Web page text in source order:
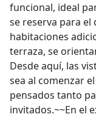
funcional, ideal
se reserva para el
habitaciones
terraza, se
Desde aquí, las
sea al comenzar
pensados tanto
invitados.~~En el